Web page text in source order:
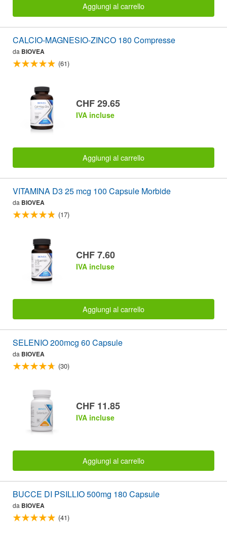
Aggiungi al carrello
CALCIO-MAGNESIO-ZINCO 180 Compresse
da BIOVEA
(61)
CHF 29.65
IVA incluse
Aggiungi al carrello
VITAMINA D3 25 mcg 100 Capsule Morbide
da BIOVEA
(17)
CHF 7.60
IVA incluse
Aggiungi al carrello
SELENIO 200mcg 60 Capsule
da BIOVEA
(30)
CHF 11.85
IVA incluse
Aggiungi al carrello
BUCCE DI PSILLIO 500mg 180 Capsule
da BIOVEA
(41)